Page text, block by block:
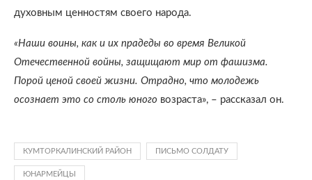
духовным ценностям своего народа.
«Наши воины, как и их прадеды во время Великой
Отечественной войны, защищают мир от фашизма.
Порой ценой своей жизни. Отрадно, что молодежь
осознает это со столь юного возраста», – рассказал он.
КУМТОРКАЛИНСКИЙ РАЙОН ПИСЬМО СОЛДАТУ
ЮНАРМЕЙЦЫ